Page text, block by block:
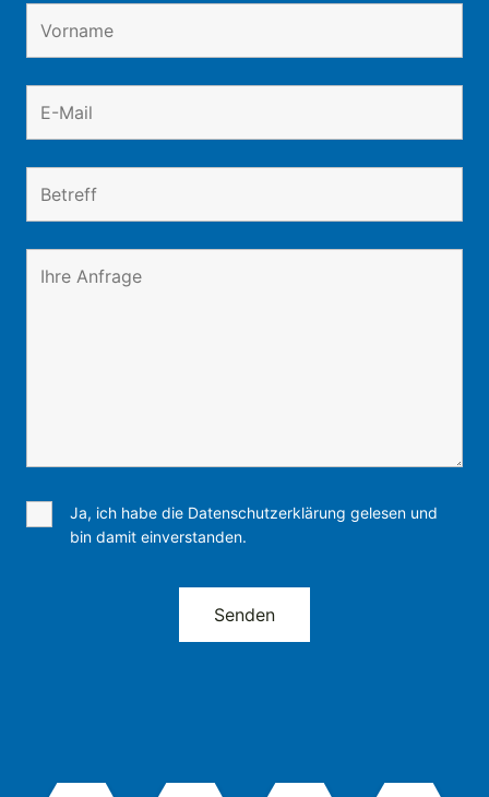
Ja, ich habe die Datenschutzerklärung gelesen und
bin damit einverstanden.